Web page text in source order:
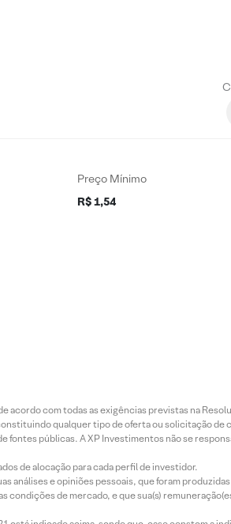
Preço Mínimo
R$ 1,54
acordo com todas as exigências previstas na
qualquer tipo de oferta ou solicitação de
fontes públicas. A XP Investimentos não se
de alocação para cada perfil de investidor.
análises e opiniões pessoais, que foram
de mercado, e que sua(s)